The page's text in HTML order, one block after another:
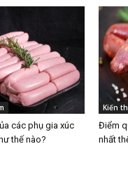
các phụ gia xúc
thế nào?
Kiến
Điểm
nhất